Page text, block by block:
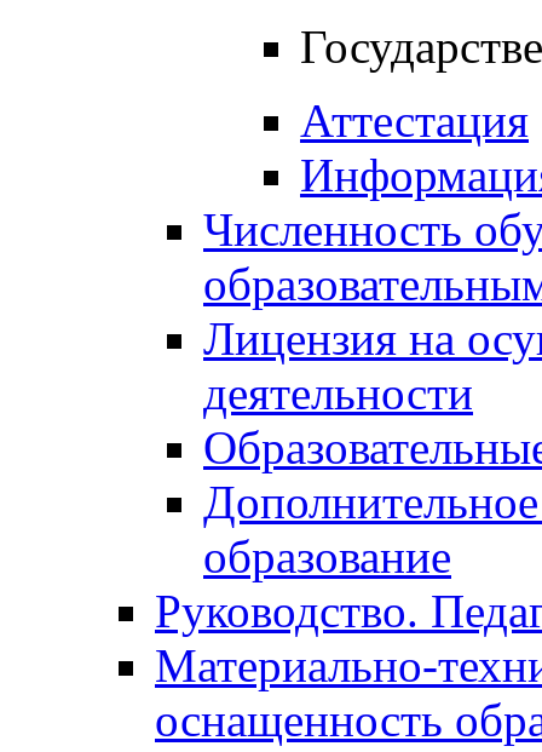
Аттестация
Численность
Лицензия на
деятельности
образование
Руководство.
Материально-
оснащенность